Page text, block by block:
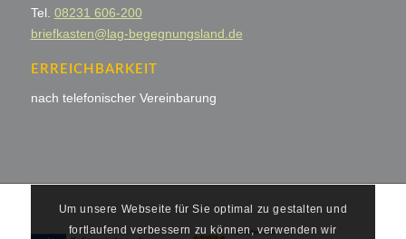
Tel. 08231 606-200
briefkasten@lag-begegnungsland.de
ERREICHBARKEIT
nach telefonischer Vereinbarung
Um unsere Webseite für Sie optimal zu gestalten und
fortlaufend verbessern zu können, verwenden wir